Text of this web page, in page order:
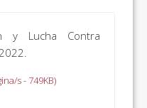
y Lucha Contra
s - 749KB)